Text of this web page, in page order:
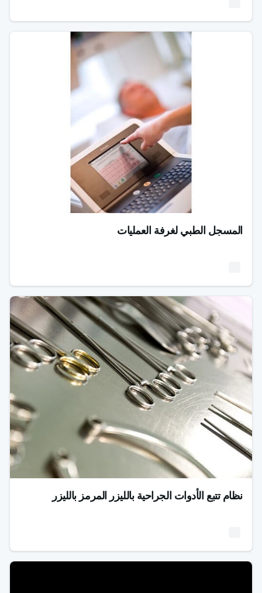
المسجل الطبي لغرفة العمليات
نظام تتبع الأدوات الجراحية بالليزر المرمز بالليزر